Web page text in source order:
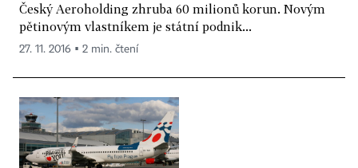
Český Aeroholding zhruba 60 milionů korun. Novým
pětinovým vlastníkem je státní podnik...
27. 11. 2016 ▪ 2 min. čtení